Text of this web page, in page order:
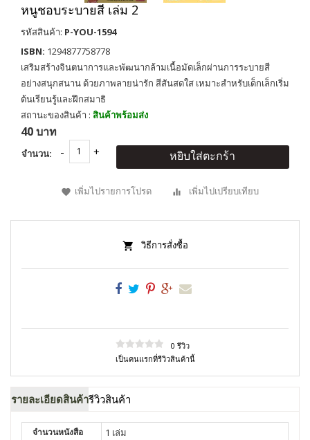
หนูชอบระบายสี เล่ม 2
รหัสสินค้า: P-YOU-1594
ISBN: 1294877758778
เสริมสร้างจินตนาการและพัฒนากล้ามเนื้อมัดเล็กผ่านการระบายสี
อย่างสนุกสนาน ด้วยภาพลายน่ารัก สีสันสดใส เหมาะสำหรับเด็กเล็กเริ่ม
ต้นเรียนรู้และฝึกสมาธิ
สถานะของสินค้า : สินค้าพร้อมส่ง
40 บาท
จำนวน: หยิบใส่ตะกร้า
เพิ่มไปรายการโปรด เพิ่มไปเปรียบเทียบ
วิธีการสั่งซื้อ
0 รีวิว
เป็นคนแรกที่รีวิวสินค้านี้
รายละเอียดสินค้ารีวิวสินค้า
จำนวนหนังสือ 1 เล่ม